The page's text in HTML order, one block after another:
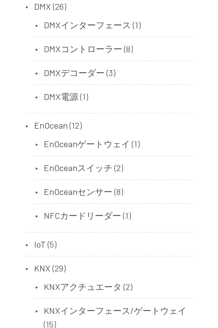
DMX (26)
DMXインターフェース (1)
DMXコントローラー (8)
DMXデコーダー (3)
DMX電源(1)
EnOcean (12)
EnOceanゲートウェイ (1)
EnOceanスイッチ (2)
EnOceanセンサー (8)
NFCカードリーダー (1)
IoT (5)
KNX (29)
KNXアクチュエータ (2)
KNXインターフェース/ゲートウェイ
(15)